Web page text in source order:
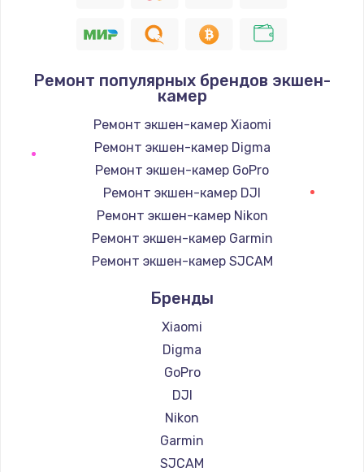
Ремонт популярных брендов экшен-
камер
Ремонт экшен-камер Xiaomi
Ремонт экшен-камер Digma
Ремонт экшен-камер GoPro
Ремонт экшен-камер DJI
Ремонт экшен-камер Nikon
Ремонт экшен-камер Garmin
Ремонт экшен-камер SJCAM
Бренды
Xiaomi
Digma
GoPro
DJI
Nikon
Garmin
SJCAM